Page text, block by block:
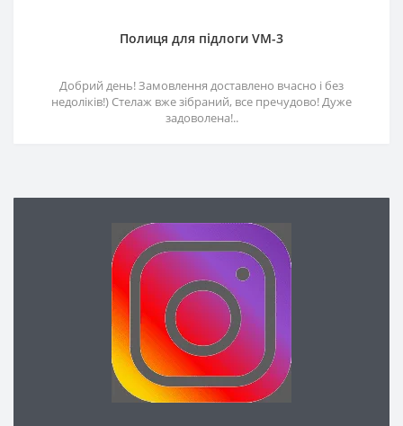
Полиця для підлоги VM-3
Добрий день! Замовлення доставлено вчасно і без
недоліків!) Стелаж вже зібраний, все пречудово! Дуже
задоволена!..